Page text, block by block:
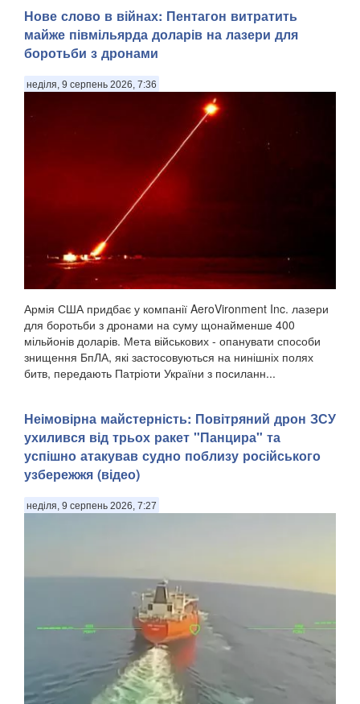
Уражена станція глушила супутниковий зв'язок Starlink .
Сили оборони України знищили чергову російську систему
радіоелектронної боротьби «Волна Купол Гарант», яка
глушила супутниковий зв'язок Starlink, – цього разу в
Геленджику Краснодарського краю. П...
Нове слово в війнах: Пентагон витратить
майже півмільярда доларів на лазери для
боротьби з дронами
неділя, 9 серпень 2026, 7:36
Армія США придбає у компанії AeroVironment Inc. лазери
для боротьби з дронами на суму щонайменше 400
мільйонів доларів. Мета військових - опанувати способи
знищення БпЛА, які застосовуються на нинішніх полях
битв, передають Патріоти України з посиланн...
Неімовірна майстерність: Повітряний дрон ЗСУ
ухилився від трьох ракет "Панцира" та
успішно атакував судно поблизу російського
узбережжя (відео)
неділя, 9 серпень 2026, 7:27